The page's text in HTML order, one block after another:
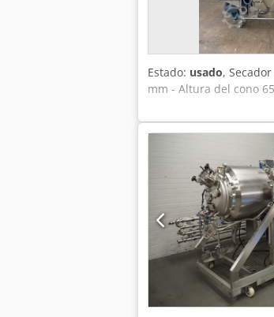
Estado: usado,
mm - Altura del cono